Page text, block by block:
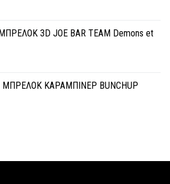
3D JOE BAR TEAM Demons et
ΜΠΡΕΛΟΚ ΚΑΡΑΜΠΙΝΕΡ BUNCHUP